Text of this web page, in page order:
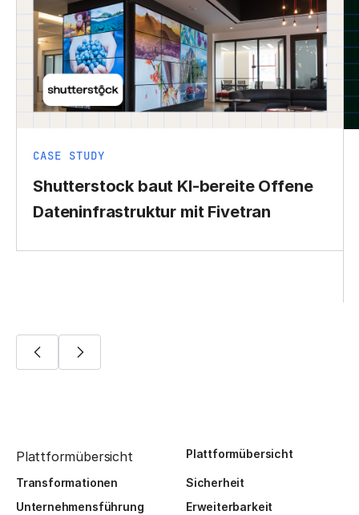
CASE STUDY
Shutterstock baut KI-bereite Offene
Dateninfrastruktur mit Fivetran
Plattformübersicht Plattformübersicht
Transformationen
Sicherheit
Unternehmensführung
Erweiterbarkeit